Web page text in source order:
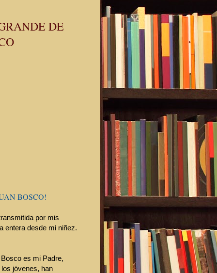
DE
BOSCO!
por mis
entera desde mi niñez.
es mi Padre,
jóvenes, han